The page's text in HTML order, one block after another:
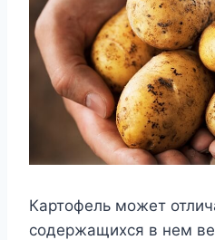
Картофель может
содержащихся в нем